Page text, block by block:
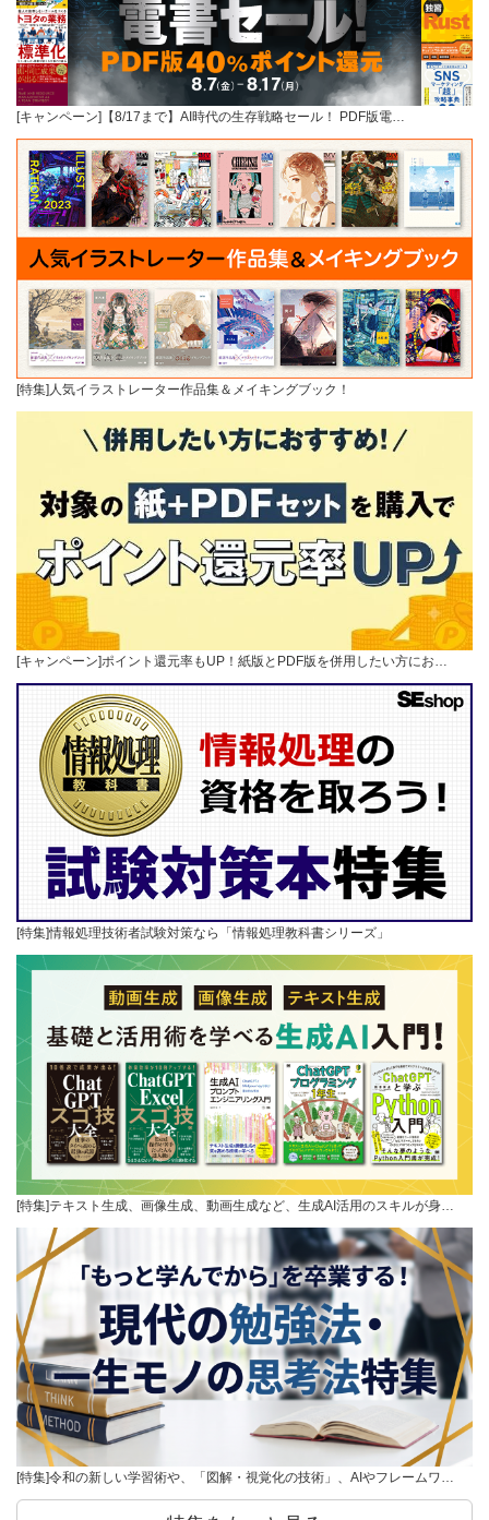
[キャンペーン]【8/17まで】AI時代の生存戦略セール！ PDF版電…
[特集]人気イラストレーター作品集＆メイキングブック！
[キャンペーン]ポイント還元率もUP！紙版とPDF版を併用したい方にお…
[特集]情報処理技術者試験対策なら「情報処理教科書シリーズ」
[特集]テキスト生成、画像生成、動画生成など、生成AI活用のスキルが身…
[特集]令和の新しい学習術や、「図解・視覚化の技術」、AIやフレームワ…